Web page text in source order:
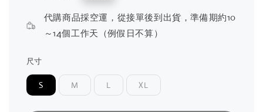
代購商品採空運，從接單後到出貨，準備期約10
～14個工作天（例假日不算）
尺寸
S M L XL